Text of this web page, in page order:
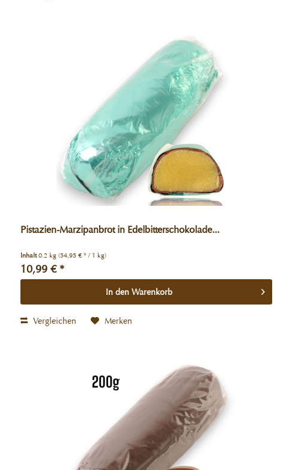
Pistazien-Marzipanbrot in Edelbitterschokolade...
Inhalt0.2 kg(54,95 € * / 1 kg)
10,99 € *
In den Warenkorb
Vergleichen Merken